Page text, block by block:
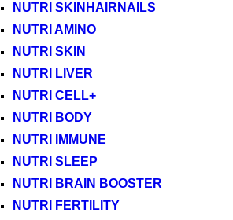
NUTRI SKINHAIRNAILS
NUTRI AMINO
NUTRI SKIN
NUTRI LIVER
NUTRI CELL+
NUTRI BODY
NUTRI IMMUNE
NUTRI SLEEP
NUTRI BRAIN BOOSTER
NUTRI FERTILITY